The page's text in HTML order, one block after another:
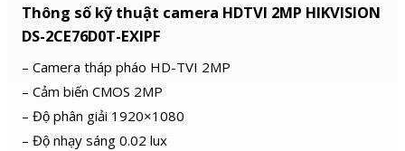
Thông số kỹ thuật camera HDTVI 2MP HIKVISION
DS-2CE76D0T-EXIPF
– Camera tháp pháo HD-TVI 2MP
– Cảm biến CMOS 2MP
– Độ phân giải 1920×1080
– Độ nhạy sáng 0.02 lux